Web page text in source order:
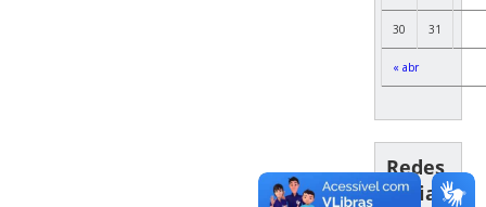
« abr
30 31
Redes
Sociais